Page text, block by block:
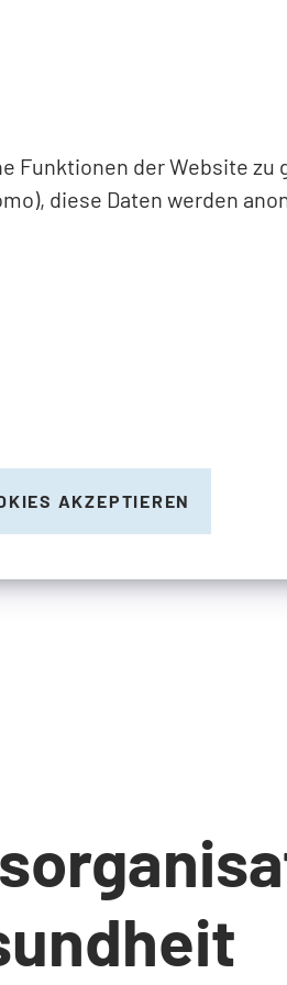
Funktionen der Website
diese Daten werden
AKZEPTIEREN